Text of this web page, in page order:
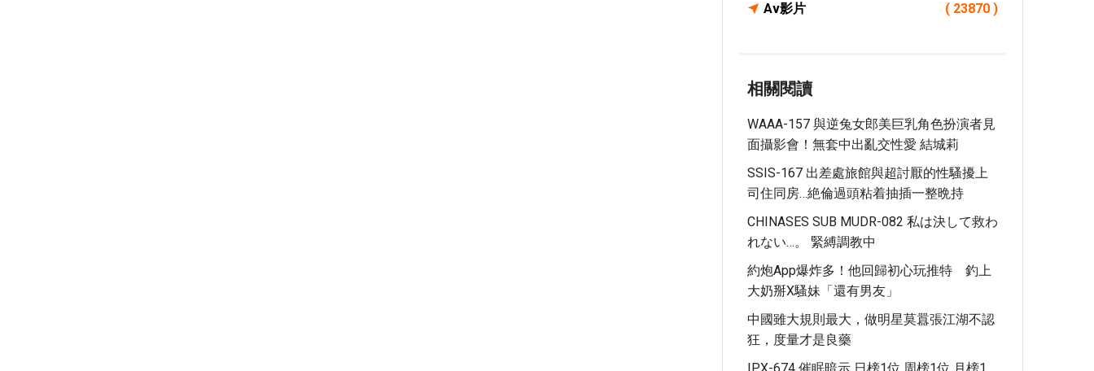
Av影片 ( 23870 )
相關閱讀
WAAA-157 與逆兔女郎美巨乳角色扮演者見
面攝影會！無套中出亂交性愛 結城莉
SSIS-167 出差處旅館與超討厭的性騷擾上
司住同房…絶倫過頭粘着抽插一整晩持
CHINASES SUB MUDR-082 私は決して救わ
れない…。 緊縛調教中
約炮app爆炸多！他回歸初心玩推特 釣上
大奶掰x騷妹「還有男友」
中國雖大規則最大，做明星莫囂張江湖不認
狂，度量才是良藥